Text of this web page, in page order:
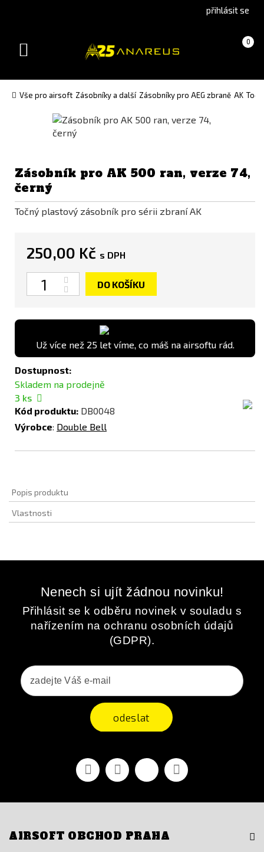
version(Slovak)
přihlásit se
Košík 0
(prázdný)
Toggle
Vše pro airsoft Zásobníky a další Zásobníky pro AEG zbraně AK
Zásobník pro AK 500 ran, verze 74,
černý
Točný plastový zásobník pro sérii zbraní AK
250,00 Kč s DPH
Počet
DO KOŠÍKU
Už více než 25 let víme, co máš na airsoftu rád.
Dostupnost:
Skladem na prodejně
3 ks
Kód produktu: DB0048
Výrobce: Double Bell
Popis produktu
Vlastnosti
Nenech si ujít žádnou novinku!
Přihlásit se k odběru novinek v souladu s
nařízením na ochranu osobních údajů
(GDPR).
odeslat
FacebookYouTubeVimeo Instagram
AIRSOFT OBCHOD PRAHA